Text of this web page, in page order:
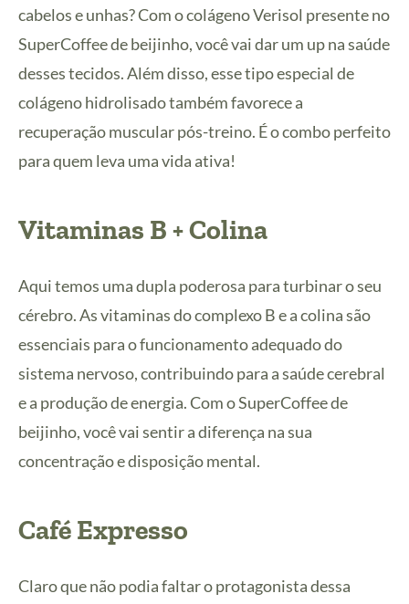
cabelos e unhas? Com o colágeno Verisol presente no
SuperCoffee de beijinho, você vai dar um up na saúde
desses tecidos. Além disso, esse tipo especial de
colágeno hidrolisado também favorece a
recuperação muscular pós-treino. É o combo perfeito
para quem leva uma vida ativa!
Vitaminas B + Colina
Aqui temos uma dupla poderosa para turbinar o seu
cérebro. As vitaminas do complexo B e a colina são
essenciais para o funcionamento adequado do
sistema nervoso, contribuindo para a saúde cerebral
e a produção de energia. Com o SuperCoffee de
beijinho, você vai sentir a diferença na sua
concentração e disposição mental.
Café Expresso
Claro que não podia faltar o protagonista dessa